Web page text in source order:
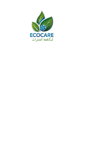
المحتوى